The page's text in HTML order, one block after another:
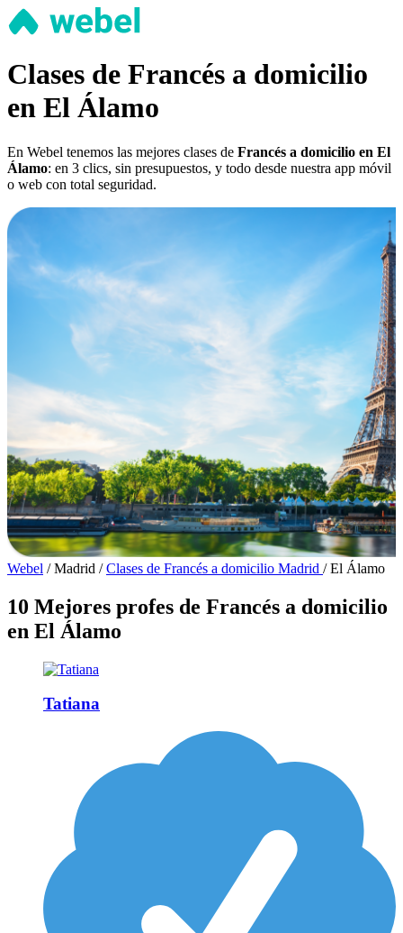
Clases de Francés a domicilio
en El Álamo
En Webel tenemos las mejores clases de Francés a domicilio en El
Álamo: en 3 clics, sin presupuestos, y todo desde nuestra app móvil
o web con total seguridad.
Webel / Madrid / Clases de Francés a domicilio Madrid / El Álamo
10 Mejores profes de Francés a domicilio
en El Álamo
Tatiana